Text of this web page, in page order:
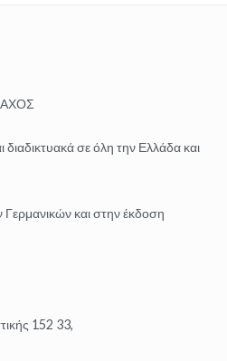
σε όλη την Ελλάδα και
και στην έκδοση
152 33,